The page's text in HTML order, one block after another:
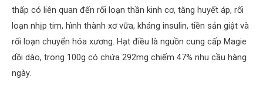
thấp có liên quan đến rối loạn thần kinh cơ, tăng huyết áp, rối
loạn nhịp tim, hình thành xơ vữa, kháng insulin, tiền sản giật và
rối loạn chuyển hóa xương. Hạt điều là nguồn cung cấp Magie
dồi dào, trong 100g có chứa 292mg chiếm 47% nhu cầu hàng
ngày.